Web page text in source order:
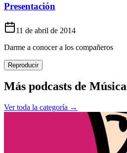
Presentación
11 de abril de 2014
Darme a conocer a los compañeros
Reproducir
Más podcasts de Música
Ver toda la categoría →